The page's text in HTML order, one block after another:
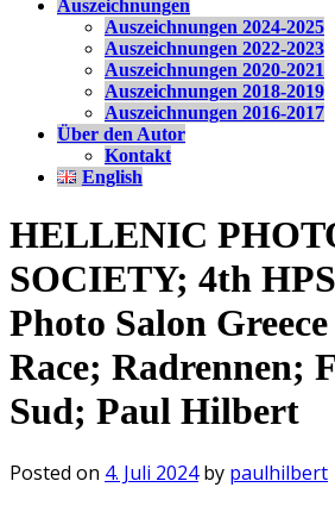
Auszeichnungen
Auszeichnungen 2024-2025
Auszeichnungen 2022-2023
Auszeichnungen 2020-2021
Auszeichnungen 2018-2019
Auszeichnungen 2016-2017
Über den Autor
Kontakt
English
HELLENIC
SOCIETY; 4th
Photo Salon
Race; Radrennen;
Sud; Paul Hilbert
Posted on 4. Juli 2024by paulhilbert